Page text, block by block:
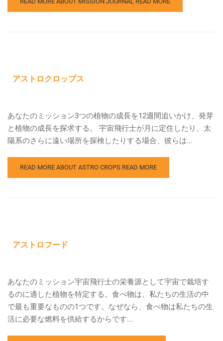
アストロクロップス
あなたのミッション3つの植物の成長を12週間追いかけ、発芽
と植物の成長を探求する。 宇宙飛行士が月に定住したり、太
陽系のさらに遠い場所を探検したりする場合、彼らは...
READ MORE ABOUT ASTRO CROPS READ MORE
アストロフード
あなたのミッション宇宙飛行士の栄養源として宇宙で栽培す
るのに適した植物を特定する。食べ物は、私たちの生活の中
で最も重要なものの1つです。なぜなら、食べ物は私たちの生
活に必要な燃料を供給するからです...